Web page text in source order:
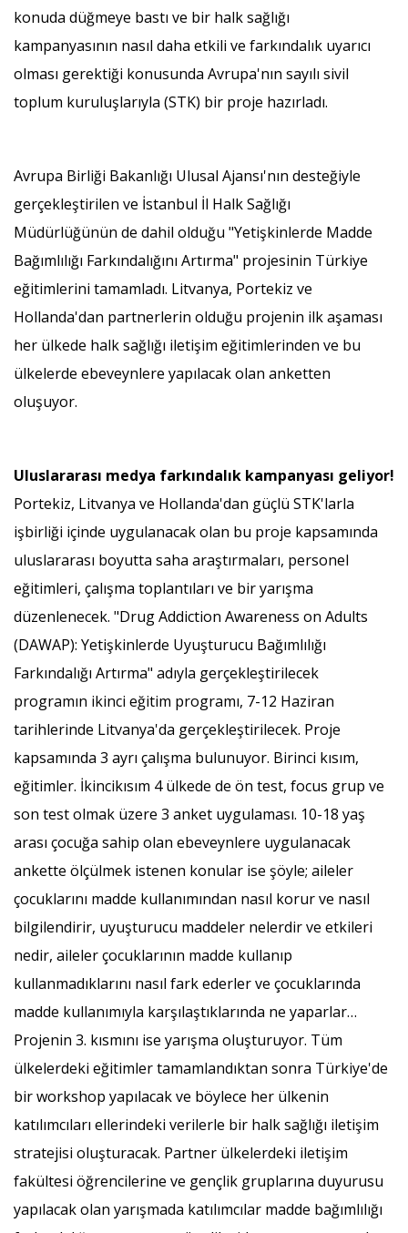
konuda düğmeye bastı ve bir halk sağlığı
kampanyasının nasıl daha etkili ve farkındalık uyarıcı
olması gerektiği konusunda Avrupa'nın sayılı sivil
toplum kuruluşlarıyla (STK) bir proje hazırladı.
Avrupa Birliği Bakanlığı Ulusal Ajansı'nın desteğiyle
gerçekleştirilen ve İstanbul İl Halk Sağlığı
Müdürlüğünün de dahil olduğu "Yetişkinlerde Madde
Bağımlılığı Farkındalığını Artırma" projesinin Türkiye
eğitimlerini tamamladı. Litvanya, Portekiz ve
Hollanda'dan partnerlerin olduğu projenin ilk aşaması
her ülkede halk sağlığı iletişim eğitimlerinden ve bu
ülkelerde ebeveynlere yapılacak olan anketten
oluşuyor.
Uluslararası medya farkındalık kampanyası geliyor!
Portekiz, Litvanya ve Hollanda'dan güçlü STK'larla
işbirliği içinde uygulanacak olan bu proje kapsamında
uluslararası boyutta saha araştırmaları, personel
eğitimleri, çalışma toplantıları ve bir yarışma
düzenlenecek. "Drug Addiction Awareness on Adults
(DAWAP): Yetişkinlerde Uyuşturucu Bağımlılığı
Farkındalığı Artırma" adıyla gerçekleştirilecek
programın ikinci eğitim programı, 7-12 Haziran
tarihlerinde Litvanya'da gerçekleştirilecek. Proje
kapsamında 3 ayrı çalışma bulunuyor. Birinci kısım,
eğitimler. İkincikısım 4 ülkede de ön test, focus grup ve
son test olmak üzere 3 anket uygulaması. 10-18 yaş
arası çocuğa sahip olan ebeveynlere uygulanacak
ankette ölçülmek istenen konular ise şöyle; aileler
çocuklarını madde kullanımından nasıl korur ve nasıl
bilgilendirir, uyuşturucu maddeler nelerdir ve etkileri
nedir, aileler çocuklarının madde kullanıp
kullanmadıklarını nasıl fark ederler ve çocuklarında
madde kullanımıyla karşılaştıklarında ne yaparlar…
Projenin 3. kısmını ise yarışma oluşturuyor. Tüm
ülkelerdeki eğitimler tamamlandıktan sonra Türkiye'de
bir workshop yapılacak ve böylece her ülkenin
katılımcıları ellerindeki verilerle bir halk sağlığı iletişim
stratejisi oluşturacak. Partner ülkelerdeki iletişim
fakültesi öğrencilerine ve gençlik gruplarına duyurusu
yapılacak olan yarışmada katılımcılar madde bağımlılığı